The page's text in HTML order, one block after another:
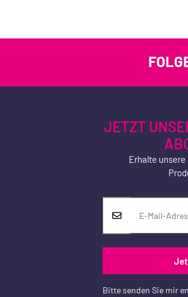
JETZT
Erhalte
Bitte senden Sie mir